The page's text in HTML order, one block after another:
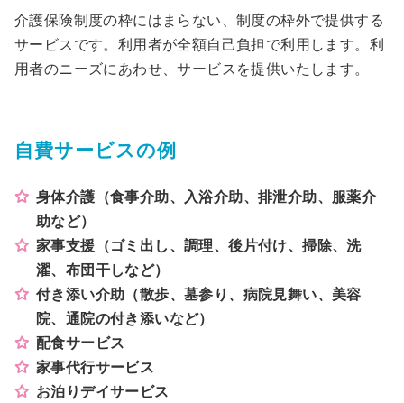
介護保険制度の枠にはまらない、制度の枠外で提供する
サービスです。利用者が全額自己負担で利用します。利
用者のニーズにあわせ、サービスを提供いたします。
自費サービスの例
身体介護（食事介助、入浴介助、排泄介助、服薬介
助など）
家事支援（ゴミ出し、調理、後片付け、掃除、洗
濯、布団干しなど）
付き添い介助（散歩、墓参り、病院見舞い、美容
院、通院の付き添いなど）
配食サービス
家事代行サービス
お泊りデイサービス